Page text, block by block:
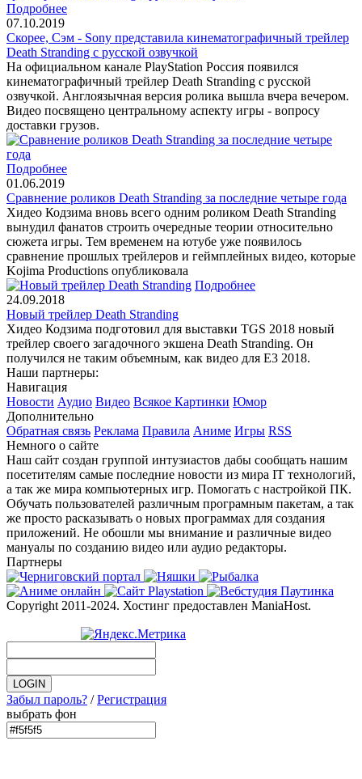
Подробнее
07.10.2019
Скорее, Сэм - Sony представила кинематографичный трейлер
Death Stranding с русской озвучкой
На официальном канале PlayStation Россия появился
кинематографичный трейлер Death Stranding с русской
озвучкой. Англоязычная версия ролика вышла вчера вечером.
Видео посвящено центральному аспекту игры - вопросу
доставки грузов.
Подробнее
01.06.2019
Сравнение роликов Death Stranding за последние четыре года
Хидео Кодзима вновь всего одним роликом Death Stranding
вынудил фанатов строить очередные теории относительно
сюжета игры. Тем временем на ютубе уже появилось
сравнение прошлых трейлеров и геймплейных видео, которые
Kojima Productions опубликовала
Подробнее
24.09.2018
Новый трейлер Death Stranding
Хидео Кодзима подготовил для выставки TGS 2018 новый
трейлер своего загадочного экшена Death Stranding. Он
получился не таким объемным, как видео для E3 2018.
Наши партнеры:
Навигация
Новости Аудио Видео Всякое Картинки Юмор
Дополнительно
Обратная связь Реклама Правила Аниме Игры RSS
Немного о сайте
Наш сайт создан группой интузиастов дабы сообщать нашим
посетителям самые последние новости из мира IT технологий,
а так же мира компьютерных игр. Помогать с настройкой ПК.
Обучать пользователей различным програмным пакетам, а так
же просто расказывать о новых программах для создания
приложений. Не обошли мы внимание и различные видео
мануалы по созданию видео или аудио редакторы.
Партнеры
Copyright 2011-2024. Хостинг предоставлен ManiaHost.
Забыл пароль? /Регистрация
выбрать фон